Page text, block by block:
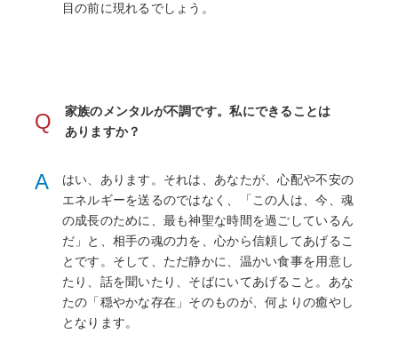
目の前に現れるでしょう。
Q
家族のメンタルが不調です。私にできることは
ありますか？
A
はい、あります。それは、あなたが、心配や不安の
エネルギーを送るのではなく、「この人は、今、魂
の成長のために、最も神聖な時間を過ごしているん
だ」と、相手の魂の力を、心から信頼してあげるこ
とです。そして、ただ静かに、温かい食事を用意し
たり、話を聞いたり、そばにいてあげること。あな
たの「穏やかな存在」そのものが、何よりの癒やし
となります。